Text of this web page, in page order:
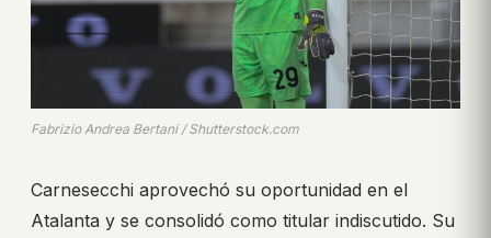
Fabrizio Andrea Bertani / Shutterstock.com
Carnesecchi aprovechó su oportunidad en el
Atalanta y se consolidó como titular indiscutido. Su